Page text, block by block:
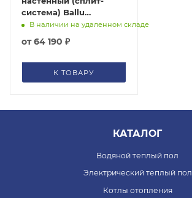
система) Ballu
Platinum City BSEP-
В наличии на удаленном складе
от64 190 ₽
К ТОВАРУ
КАТАЛОГ
Водяной теплый пол
Электрический теплый пол
Котлы отопления